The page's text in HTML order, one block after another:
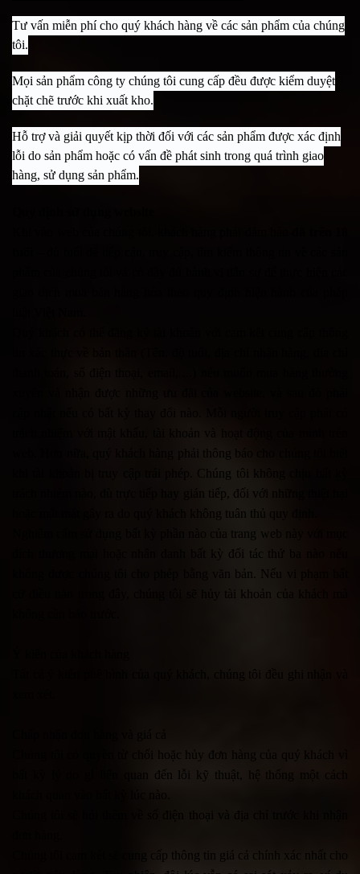
Tư vấn miễn phí cho quý khách hàng về các sản phẩm của chúng
tôi.
Mọi sản phẩm công ty chúng tôi cung cấp đều được kiểm duyệt
chặt chẽ trước khi xuất kho.
Hỗ trợ và giải quyết kịp thời đối với các sản phẩm được xác định
lỗi do sản phẩm hoặc có vấn đề phát sinh trong quá trình giao
hàng, sử dụng sản phẩm.
web. Hơn nữa, quý khách hàng phải thông báo cho chúng tôi biết
khi tài khoản bị truy cập trái phép. Chúng tôi không chịu bất kỳ
trách nhiệm nào, dù trực tiếp hay gián tiếp, đối với những thiệt hại
hoặc mất mát gây ra do quý khách không tuân thủ quy định.
Nghiêm cấm sử dụng bất kỳ phần nào của trang web này với mục
đích thương mại hoặc nhân danh bất kỳ đối tác thứ ba nào nếu
không được chúng tôi cho phép bằng văn bản. Nếu vi phạm bất
cứ điều nào trong đây, chúng tôi sẽ hủy tài khoản của khách mà
Tất cả ý kiến phê bình của quý khách, chúng tôi đều ghi nhận và
Chúng tôi có quyền từ chối hoặc hủy đơn hàng của quý khách vì
bất kỳ lý do gì liên quan đến lỗi kỹ thuật, hệ thống một cách
Chúng tôi cam kết sẽ cung cấp thông tin giá cả chính xác nhất cho